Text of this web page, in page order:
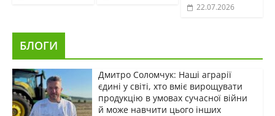
22.07.2026
БЛОГИ
Дмитро Соломчук: Наші аграрії
єдині у світі, хто вміє вирощувати
продукцію в умовах сучасної війни
й може навчити цього інших